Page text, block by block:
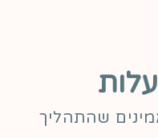
עלות
שהתהליך